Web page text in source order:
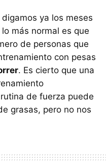
ya los meses
más normal es que
de personas que
con pesas
. Es cierto que una
de fuerza puede
grasas, pero no nos